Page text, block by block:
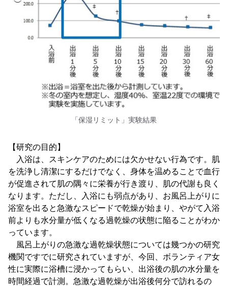
「保湿リミット」実験結果
【研究の目的】
入浴は、スキンケアのためには欠かせない行為です。肌
を洗浄し清潔にするだけでなく、身体を温めることで血行
が促進されて肌の隅々に栄養が行き渡り、肌の代謝も良く
なります。ただし、入浴にも弱点があり、お風呂上がりに
浴室を出ると急激なスピードで乾燥が始まり、やがて入浴
前よりも水分量が低くなる過乾燥の状態に陥ることがわか
っています。
風呂上がりの急激な過乾燥状態については幾つかの研究
機関ですでに研究されていますが、今回、ボランティア女
性に実際に浴槽に浸かってもらい、出浴後の肌の水分量を
時間経過で計測。急激な過乾燥が出浴後何分で訪れるの